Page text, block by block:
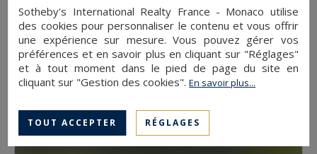
Sotheby's International Realty France - Monaco utilise
des cookies pour personnaliser le contenu et vous offrir
une expérience sur mesure. Vous pouvez gérer vos
préférences et en savoir plus en cliquant sur "Réglages"
et à tout moment dans le pied de page du site en
cliquant sur "Gestion des cookies".En savoir plus...
TOUT ACCEPTER RÉGLAGES